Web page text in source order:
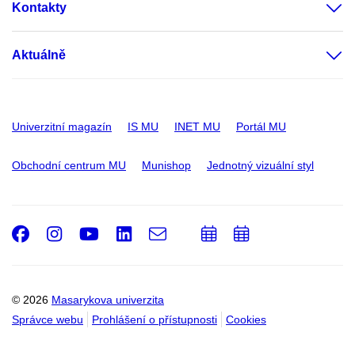
Kontakty
Aktuálně
Univerzitní magazín IS MU INET MU Portál MU
Obchodní centrum MU Munishop Jednotný vizuální styl
© 2026 Masarykova univerzita
Správce webu
Prohlášení o přístupnosti Cookies
Facebook
Instagram
Youtube
LinkedIn
e-
PřidatPřidat